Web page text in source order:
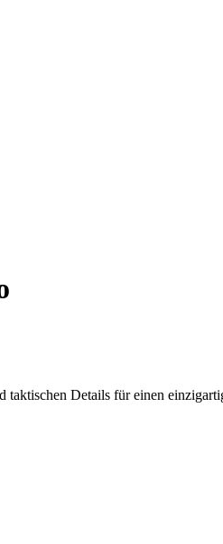
Details für einen